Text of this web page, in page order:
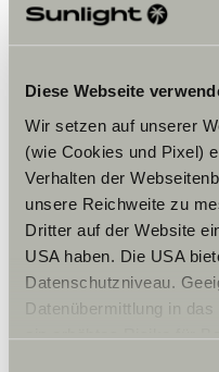
Diese Webseite
Wir setzen auf unserer
(wie Cookies und Pixel)
Verhalten der
unsere Reichweite zu
Dritter auf der Website
USA haben. Die USA
Datenschutzniveau.
Datenübermittlung in
ein erhöhtes Risiko für
Öppettider
FAHRZEUGVERKAUF
7:30 -12:00
13:00-18:00 Uhr